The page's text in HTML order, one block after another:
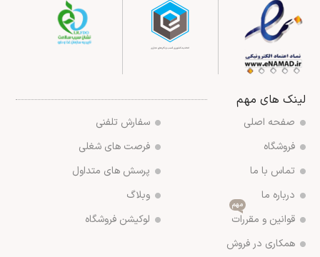
لینک های مهم
صفحه اصلی
فروشگاه
تماس با ما
درباره ما
قوانین و مقررات
مهم
همکاری در فروش
سفارش تلفنی
فرصت های شغلی
پرسش های متداول
وبلاگ
لوکیشن فروشگاه